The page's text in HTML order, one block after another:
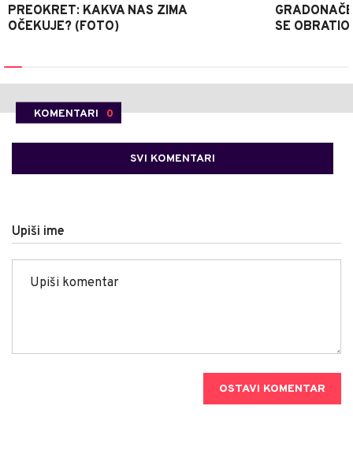
PREOKRET: KAKVA NAS ZIMA
OČEKUJE? (FOTO)
SE
KOMENTARI 0
SVI KOMENTARI
Upiši ime
OSTAVI KOMENTAR